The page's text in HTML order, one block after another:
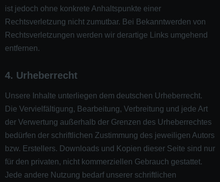
ist jedoch ohne konkrete Anhaltspunkte einer
Rechtsverletzung nicht zumutbar. Bei Bekanntwerden von
Rechtsverletzungen werden wir derartige Links umgehend
entfernen.
4. Urheberrecht
Unsere Inhalte unterliegen dem deutschen Urheberrecht.
Die Vervielfältigung, Bearbeitung, Verbreitung und jede Art
der Verwertung außerhalb der Grenzen des Urheberrechtes
bedürfen der schriftlichen Zustimmung des jeweiligen Autors
bzw. Erstellers. Downloads und Kopien dieser Seite sind nur
für den privaten, nicht kommerziellen Gebrauch gestattet.
Jede andere Nutzung bedarf unserer schriftlichen